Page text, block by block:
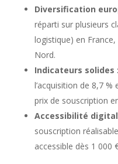
Diversification
réparti sur plusieurs
logistique) en
Nord.
Indicateurs solides :
l’acquisition de 8,7
prix de souscription
Accessibilité
souscription
accessible dès 1 000